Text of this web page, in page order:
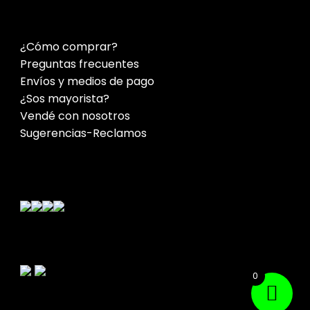
¿Cómo comprar?
Preguntas frecuentes
Envíos y medios de pago
¿Sos mayorista?
Vendé con nosotros
Sugerencias-Reclamos
0